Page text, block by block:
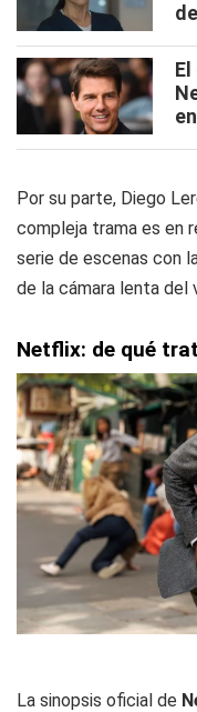
Por su parte, Diego
compleja trama es en
serie de escenas con
de la cámara lenta del
Netflix: de qué
La sinopsis oficial de